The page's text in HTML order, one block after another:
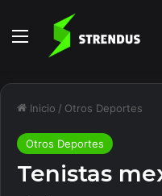
Menú
Inicio / Otros Deportes
Otros Deportes
Tenistas